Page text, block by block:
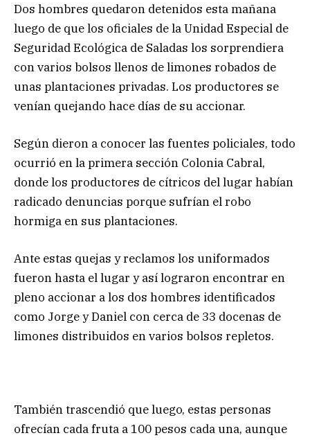
Dos hombres quedaron detenidos esta mañana
luego de que los oficiales de la Unidad Especial de
Seguridad Ecológica de Saladas los sorprendiera
con varios bolsos llenos de limones robados de
unas plantaciones privadas. Los productores se
venían quejando hace días de su accionar.
Según dieron a conocer las fuentes policiales, todo
ocurrió en la primera sección Colonia Cabral,
donde los productores de cítricos del lugar habían
radicado denuncias porque sufrían el robo
hormiga en sus plantaciones.
Ante estas quejas y reclamos los uniformados
fueron hasta el lugar y así lograron encontrar en
pleno accionar a los dos hombres identificados
como Jorge y Daniel con cerca de 33 docenas de
limones distribuidos en varios bolsos repletos.
También trascendió que luego, estas personas
ofrecían cada fruta a 100 pesos cada una, aunque